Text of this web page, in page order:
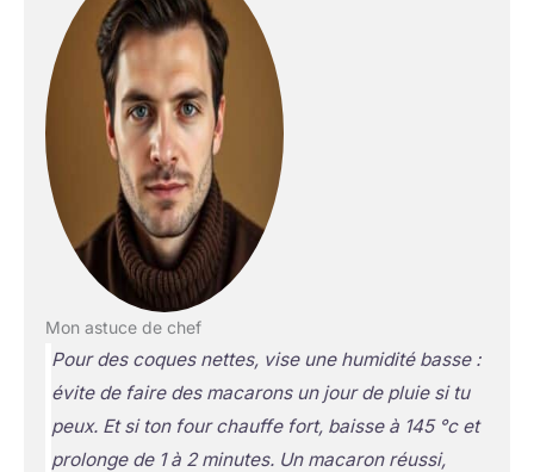
Mon astuce de chef
Pour des coques nettes, vise une humidité basse :
évite de faire des macarons un jour de pluie si tu
peux. Et si ton four chauffe fort, baisse à 145 °c et
prolonge de 1 à 2 minutes. Un macaron réussi,